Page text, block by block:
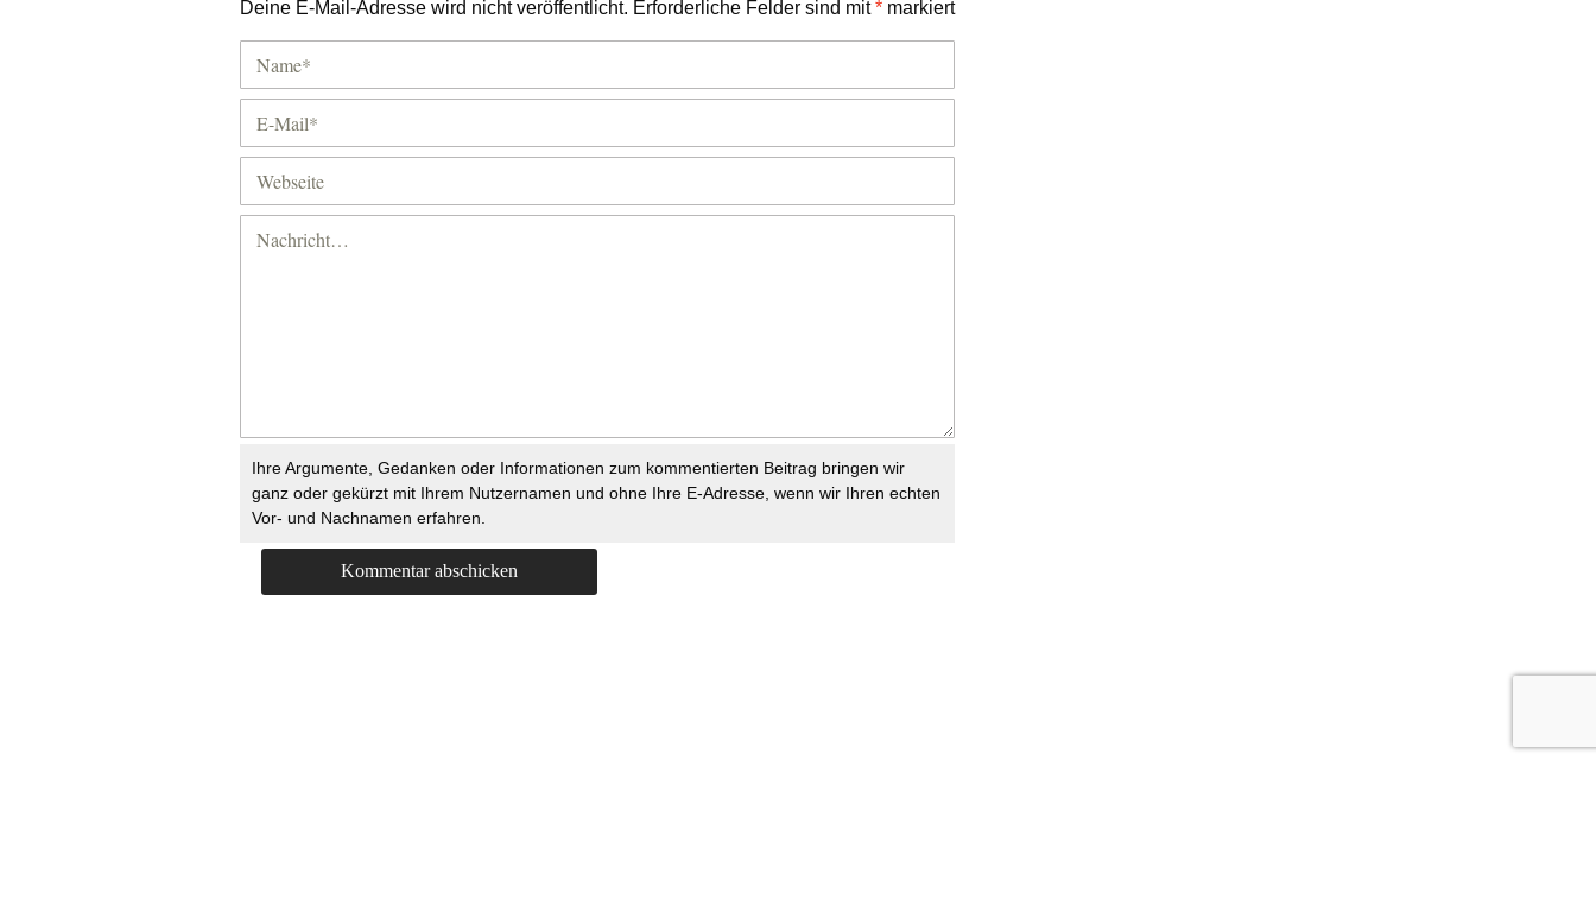
Deine E-Mail-Adresse wird nicht veröffentlicht. Erforderliche Felder sind mit* markiert
Ihre Argumente, Gedanken oder Informationen zum kommentierten Beitrag bringen wir
ganz oder gekürzt mit Ihrem Nutzernamen und ohne Ihre E-Adresse, wenn wir Ihren echten
Vor- und Nachnamen erfahren.